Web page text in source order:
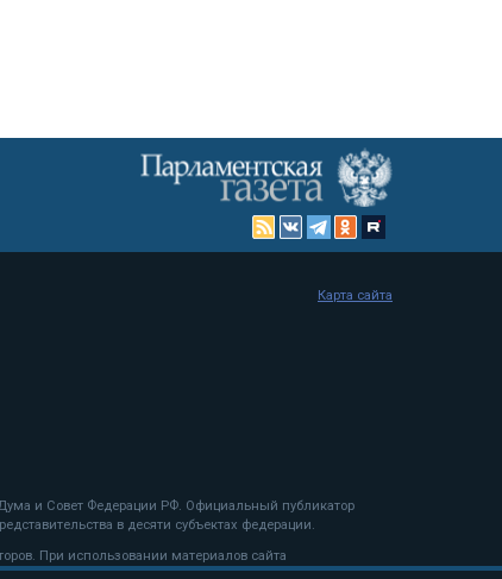
и Совет Федерации РФ. Официальный публикатор
в десяти субъектах федерации.
При использовании материалов сайта
Карта сайта